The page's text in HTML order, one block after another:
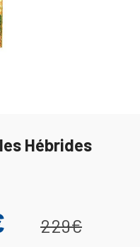
Hébrides
229€